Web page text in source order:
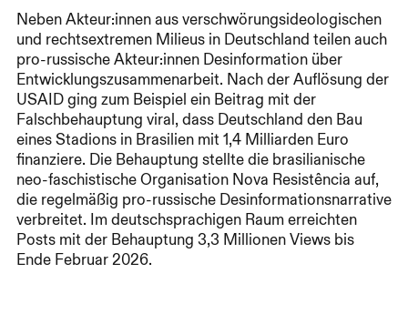
Neben Akteur:innen aus verschwörungsideologischen
und rechtsextremen Milieus in Deutschland teilen auch
pro-russische Akteur:innen Desinformation über
Entwicklungszusammenarbeit. Nach der Auflösung der
USAID ging zum Beispiel ein Beitrag mit der
Falschbehauptung viral, dass Deutschland den Bau
eines Stadions in Brasilien mit 1,4 Milliarden Euro
finanziere. Die Behauptung stellte die brasilianische
neo-faschistische Organisation Nova Resistência auf,
die regelmäßig pro-russische Desinformationsnarrative
verbreitet. Im deutschsprachigen Raum erreichten
Posts mit der Behauptung 3,3 Millionen Views bis
Ende Februar 2026.